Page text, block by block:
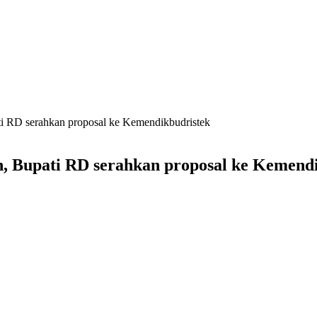
serahkan proposal ke Kemendikbudristek
RD serahkan proposal ke